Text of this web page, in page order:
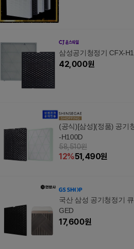
삼성공기청정기 CFX-
42,000원
(공식)[삼성](정품) 공기
-H100D
58,510원
12%51,490원
국산 삼성 공기청정기
GED
17,600원